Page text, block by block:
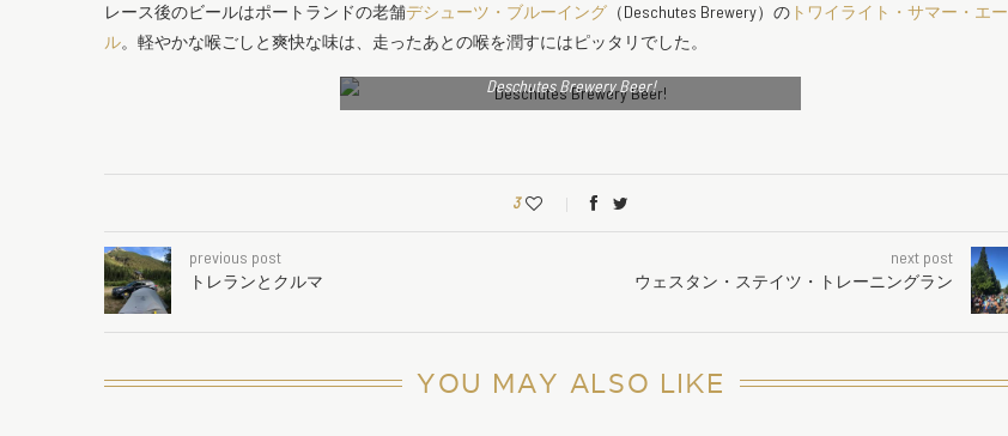
レース後のビールはポートランドの老舗デシューツ・ブルーイング （Deschutes Brewery）の トワイライト・サマー・エー
ル。軽やかな喉ごしと爽快な味は、走ったあとの喉を潤すにはピッタリでした。
Deschutes Brewery Beer!
3
previous post
トレランとクルマ
next post
ウェスタン・ステイツ・トレーニングラン
YOU MAY ALSO LIKE